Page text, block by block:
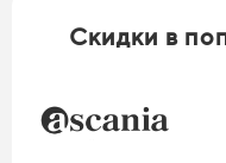
Скидки в